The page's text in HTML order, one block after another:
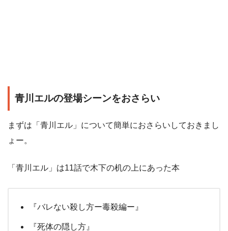
青川エルの登場シーンをおさらい
まずは「青川エル」について簡単におさらいしておきまし
ょー。
「青川エル」は11話で木下の机の上にあった本
『バレない殺し方ー毒殺編ー』
『死体の隠し方』